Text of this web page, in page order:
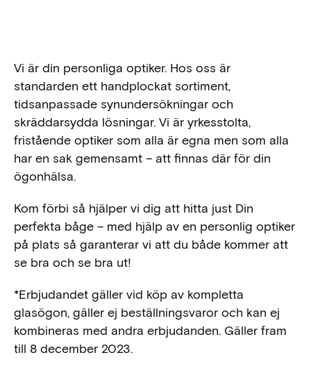
Vi är din personliga optiker. Hos oss är
standarden ett handplockat sortiment,
tidsanpassade synundersökningar och
skräddarsydda lösningar. Vi är yrkesstolta,
fristående optiker som alla är egna men som alla
har en sak gemensamt – att finnas där för din
ögonhälsa.
Kom förbi så hjälper vi dig att hitta just Din
perfekta båge – med hjälp av en personlig optiker
på plats så garanterar vi att du både kommer att
se bra och se bra ut!
*Erbjudandet gäller vid köp av kompletta
glasögon, gäller ej beställningsvaror och kan ej
kombineras med andra erbjudanden. Gäller fram
till 8 december 2023.